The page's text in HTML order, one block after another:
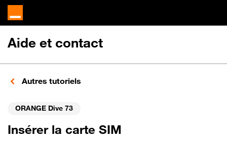
Aide et contact
Autres tutoriels
ORANGE Dive 73
Insérer la carte SIM